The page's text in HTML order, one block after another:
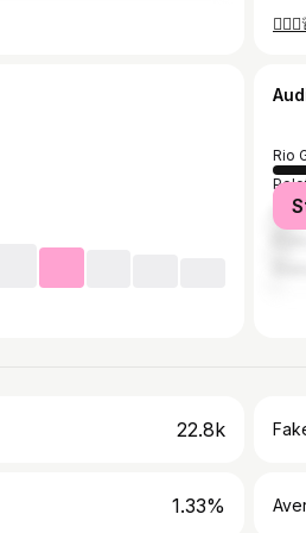
Rio
22.8k
1.33%